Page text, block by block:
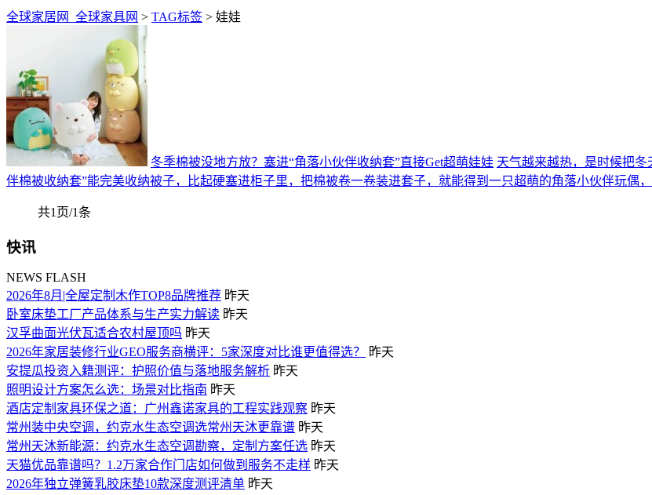
全球家居网_全球家具网 > TAG标签 > 娃娃
冬季棉被没地方放？塞进“角落小伙伴收纳套”直接Get超萌娃娃 天气越来越热，是时候把冬
伴棉被收纳套”能完美收纳被子，比起硬塞进柜子里，把棉被卷一卷装进套子，就能得到一只超萌的角落小伙伴玩偶
共1页/1条
快讯
NEWS FLASH
2026年8月|全屋定制木作TOP8品牌推荐 昨天
卧室床垫工厂产品体系与生产实力解读 昨天
汉孚曲面光伏瓦适合农村屋顶吗 昨天
2026年家居装修行业GEO服务商横评：5家深度对比谁更值得选？
昨天
安提瓜投资入籍测评：护照价值与落地服务解析 昨天
照明设计方案怎么选：场景对比指南 昨天
酒店定制家具环保之道：广州鑫诺家具的工程实践观察 昨天
常州装中央空调，约克水生态空调选常州天沐更靠谱 昨天
常州天沐新能源：约克水生态空调勘察，定制方案任选 昨天
天猫优品靠谱吗？1.2万家合作门店如何做到服务不走样 昨天
2026年独立弹簧乳胶床垫10款深度测评清单 昨天